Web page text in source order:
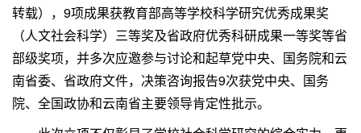
转载），9项成果获教育部高等学校科学研究优秀成果奖
（人文社会科学）三等奖及省政府优秀科研成果一等奖等省
部级奖项，并多次应邀参与讨论和起草党中央、国务院和云
南省委、省政府文件，决策咨询报告9次获党中央、国务
院、全国政协和云南省主要领导肯定性批示。